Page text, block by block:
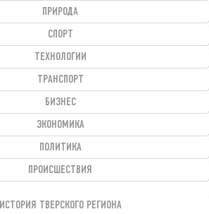
ПРИРОДА
СПОРТ
ТЕХНОЛОГИИ
ТРАНСПОРТ
БИЗНЕС
ЭКОНОМИКА
ПОЛИТИКА
ПРОИСШЕСТВИЯ
ИСТОРИЯ ТВЕРСКОГО РЕГИОНА